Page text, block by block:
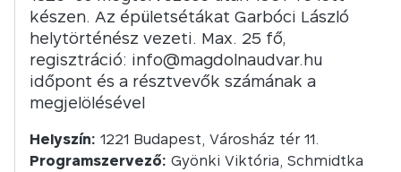
készen. Az épületsétákat Garbóci László
helytörténész vezeti. Max. 25 fő,
regisztráció: info@magdolnaudvar.hu
időpont és a résztvevők számának a
megjelölésével
Helyszín: 1221 Budapest, Városház tér 11.
Programszervező: Gyönki Viktória, Schmidtka